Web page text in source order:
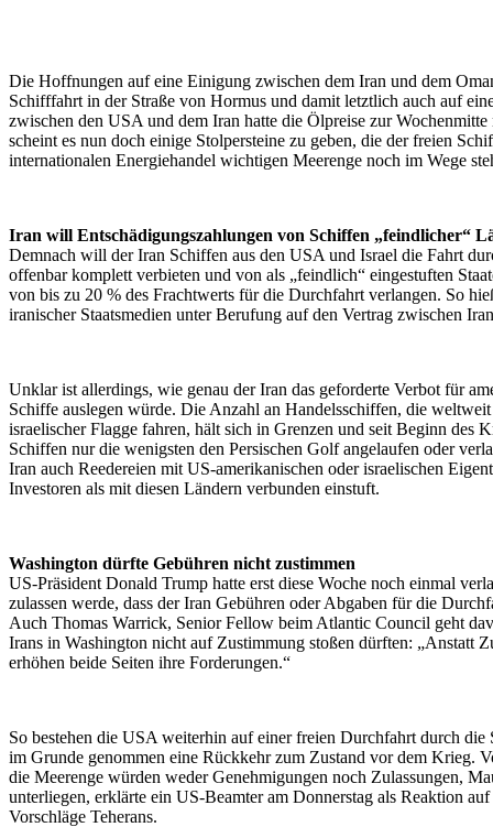
Die Hoffnungen auf eine Einigung zwischen dem Iran und dem
Schifffahrt in der Straße von Hormus und damit letztlich auch auf
zwischen den USA und dem Iran hatte die Ölpreise zur
scheint es nun doch einige Stolpersteine zu geben, die der freien
internationalen Energiehandel wichtigen Meerenge noch im Wege
Iran will Entschädigungszahlungen von Schiffen „feindlicher“
Demnach will der Iran Schiffen aus den USA und Israel die Fahrt
offenbar komplett verbieten und von als „feindlich“ eingestuften
von bis zu 20 % des Frachtwerts für die Durchfahrt verlangen. So
iranischer Staatsmedien unter Berufung auf den Vertrag zwischen
Unklar ist allerdings, wie genau der Iran das geforderte Verbot für
Schiffe auslegen würde. Die Anzahl an Handelsschiffen, die
israelischer Flagge fahren, hält sich in Grenzen und seit Beginn des
Schiffen nur die wenigsten den Persischen Golf angelaufen oder
Iran auch Reedereien mit US-amerikanischen oder israelischen
Investoren als mit diesen Ländern verbunden einstuft.
Washington dürfte Gebühren nicht zustimmen
US-Präsident Donald Trump hatte erst diese Woche noch einmal
zulassen werde, dass der Iran Gebühren oder Abgaben für die
Auch Thomas Warrick, Senior Fellow beim Atlantic Council geht
Irans in Washington nicht auf Zustimmung stoßen dürften: „Anstatt
erhöhen beide Seiten ihre Forderungen.“
So bestehen die USA weiterhin auf einer freien Durchfahrt durch
im Grunde genommen eine Rückkehr zum Zustand vor dem Krieg.
die Meerenge würden weder Genehmigungen noch Zulassungen,
unterliegen, erklärte ein US-Beamter am Donnerstag als Reaktion
Vorschläge Teherans.